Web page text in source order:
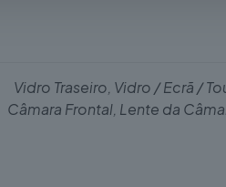
Vidro Traseiro, Vidro / Ecrã /
Câmara Frontal, Lente da